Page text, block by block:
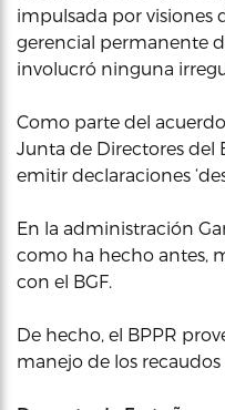
impulsada por visiones
gerencial permanente
involucró ninguna
Como parte del
Junta de Directores del
emitir declaraciones
En la administración
como ha hecho antes,
con el BGF.
De hecho, el BPPR
manejo de los recaudos